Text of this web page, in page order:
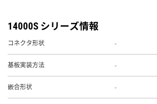
14000S シリーズ情報
コネクタ形状 -
基板実装方法 -
嵌合形状 -